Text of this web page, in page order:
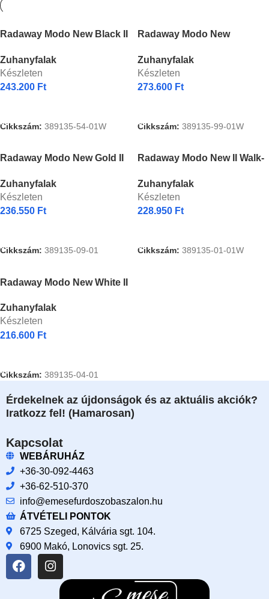
Radaway Modo New Black II
törölközőtartóval 135 cm
Zuhanyfalak
Készleten
243.200 Ft
Cikkszám: 389135-54-01W
Radaway Modo New
szálcsiszolt arany zuhanyfal
törölközőtartóval 135 cm
Zuhanyfalak
Készleten
273.600 Ft
Cikkszám: 389135-99-01W
Radaway Modo New Gold II
cm
Zuhanyfalak
Készleten
236.550 Ft
Cikkszám: 389135-09-01
Radaway Modo New II Walk-
törölközőtartóval 135 cm
Zuhanyfalak
Készleten
228.950 Ft
Cikkszám: 389135-01-01W
Radaway Modo New White II
cm
Zuhanyfalak
Készleten
216.600 Ft
Cikkszám: 389135-04-01
Érdekelnek az újdonságok és az aktuális akciók?
Iratkozz fel! (Hamarosan)
Kapcsolat
WEBÁRUHÁZ
+36-30-092-4463
+36-62-510-370
info@emesefurdoszobaszalon.hu
ÁTVÉTELI PONTOK
6725 Szeged, Kálvária sgt. 104.​
6900 Makó, Lonovics sgt. 25.